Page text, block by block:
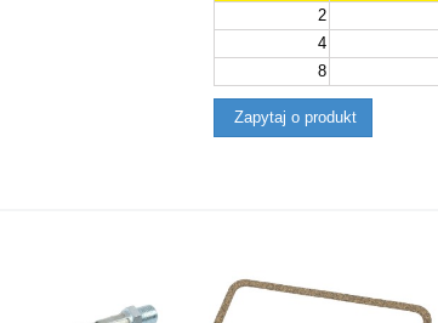
2
4
8
Zapytaj o produkt